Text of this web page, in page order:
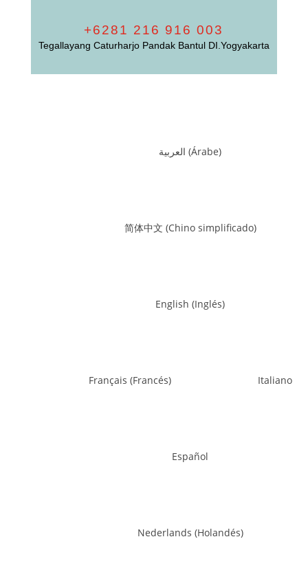
+6281 216 916 003
Tegallayang Caturharjo Pandak Bantul DI.Yogyakarta
العربية (Árabe)
简体中文 (Chino simplificado)
English (Inglés)
Français (Francés) Italiano
Español
Nederlands (Holandés)